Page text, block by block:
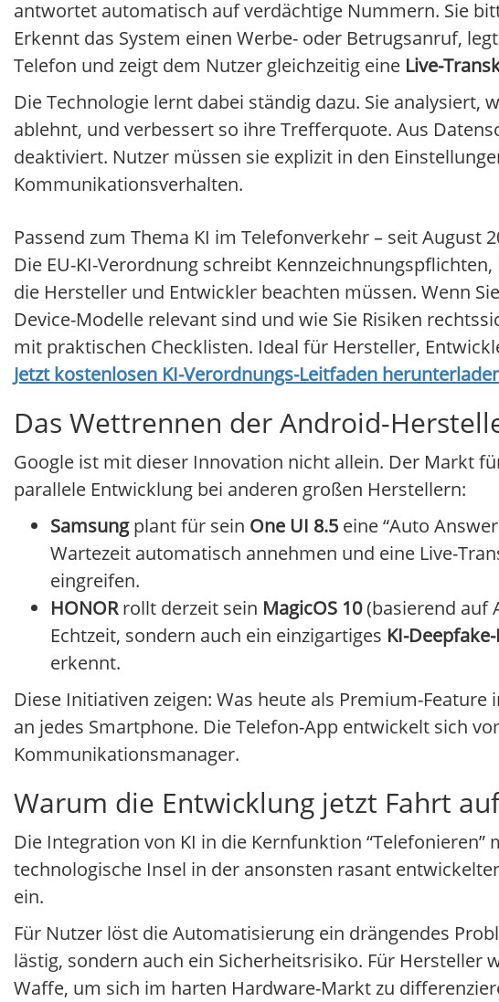
antwortet automatisch auf verdächtige Nummern. Sie
Erkennt das System einen Werbe- oder Betrugsanruf,
Telefon und zeigt dem Nutzer gleichzeitig eine Live-
Die Technologie lernt dabei ständig dazu. Sie
ablehnt, und verbessert so ihre Trefferquote. Aus
deaktiviert. Nutzer müssen sie explizit in den
Kommunikationsverhalten.
Passend zum Thema KI im Telefonverkehr – seit August
Die EU-KI-Verordnung schreibt
die Hersteller und Entwickler beachten müssen. Wenn
Device-Modelle relevant sind und wie Sie Risiken
mit praktischen Checklisten. Ideal für Hersteller,
Jetzt kostenlosen KI-Verordnungs-Leitfaden
Das Wettrennen der Android-
Google ist mit dieser Innovation nicht allein. Der Markt
parallele Entwicklung bei anderen großen Herstellern:
Samsungplant für sein One UI 8.5 eine “Auto
Wartezeit automatisch annehmen und eine Live-
eingreifen.
HONORrollt derzeit sein MagicOS 10(basierend auf
Echtzeit, sondern auch ein einzigartiges KI-
erkennt.
Diese Initiativen zeigen: Was heute als Premium-
an jedes Smartphone. Die Telefon-App entwickelt sich
Kommunikationsmanager.
Warum die Entwicklung jetzt Fahrt
Die Integration von KI in die Kernfunktion
technologische Insel in der ansonsten rasant
ein.
Für Nutzer löst die Automatisierung ein drängendes
lästig, sondern auch ein Sicherheitsrisiko. Für Hersteller
Waffe, um sich im harten Hardware-Markt zu